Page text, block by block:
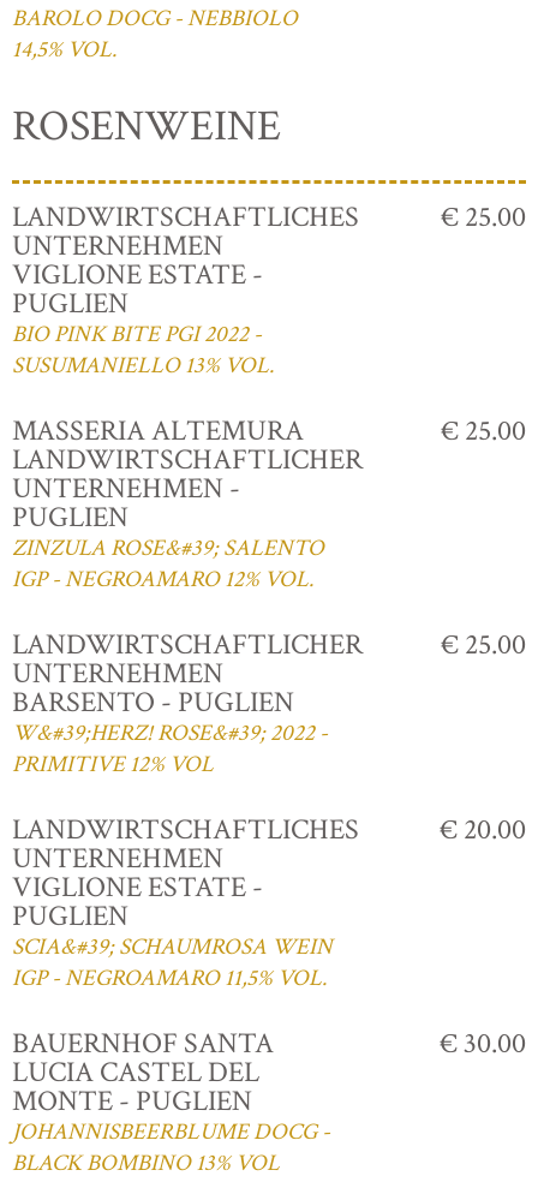
BAROLO DOCG - NEBBIOLO
14,5% VOL.
ROSENWEINE
LANDWIRTSCHAFTLICHES
UNTERNEHMEN
VIGLIONE ESTATE -
PUGLIEN
BIO PINK BITE PGI 2022 -
SUSUMANIELLO 13% VOL.
€ 25.00
MASSERIA ALTEMURA
LANDWIRTSCHAFTLICHER
UNTERNEHMEN -
PUGLIEN
ZINZULA ROSE&#39; SALENTO
IGP - NEGROAMARO 12% VOL.
€ 25.00
LANDWIRTSCHAFTLICHER
UNTERNEHMEN
BARSENTO - PUGLIEN
W&#39;HERZ! ROSE&#39; 2022 -
PRIMITIVE 12% VOL
€ 25.00
LANDWIRTSCHAFTLICHES
UNTERNEHMEN
VIGLIONE ESTATE -
PUGLIEN
SCIA&#39; SCHAUMROSA WEIN
IGP - NEGROAMARO 11,5% VOL.
€ 20.00
BAUERNHOF SANTA
LUCIA CASTEL DEL
MONTE - PUGLIEN
JOHANNISBEERBLUME DOCG -
BLACK BOMBINO 13% VOL
€ 30.00